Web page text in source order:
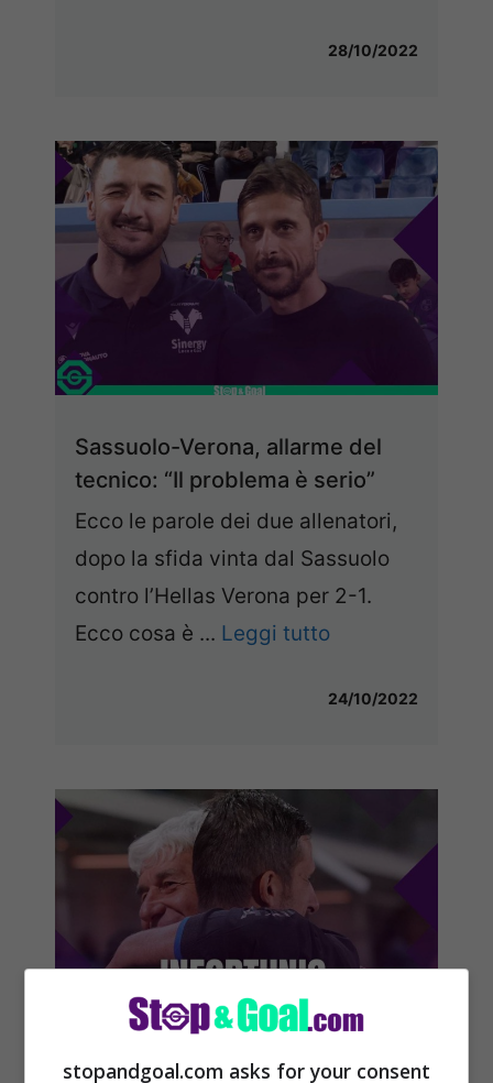
28/10/2022
Sassuolo-Verona, allarme del
tecnico: “Il problema è serio”
Ecco le parole dei due allenatori,
dopo la sfida vinta dal Sassuolo
contro l’Hellas Verona per 2-1.
Ecco cosa è ... Leggi tutto
24/10/2022
stopandgoal.com asks for your consent